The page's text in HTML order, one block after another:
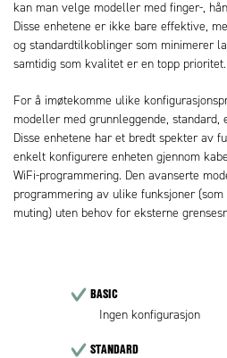
kan man velge modeller med finger-,
Disse enhetene er ikke bare effektive,
og standardtilkoblinger som minimerer
samtidig som kvalitet er en topp prioritet.
For å imøtekomme ulike
modeller med grunnleggende,
Disse enhetene har et bredt spekter av
enkelt konfigurere enheten gjennom
WiFi-programmering. Den avanserte
programmering av ulike funksjoner
muting) uten behov for eksterne
BASIC
Ingen konfigurasjon
STANDARD